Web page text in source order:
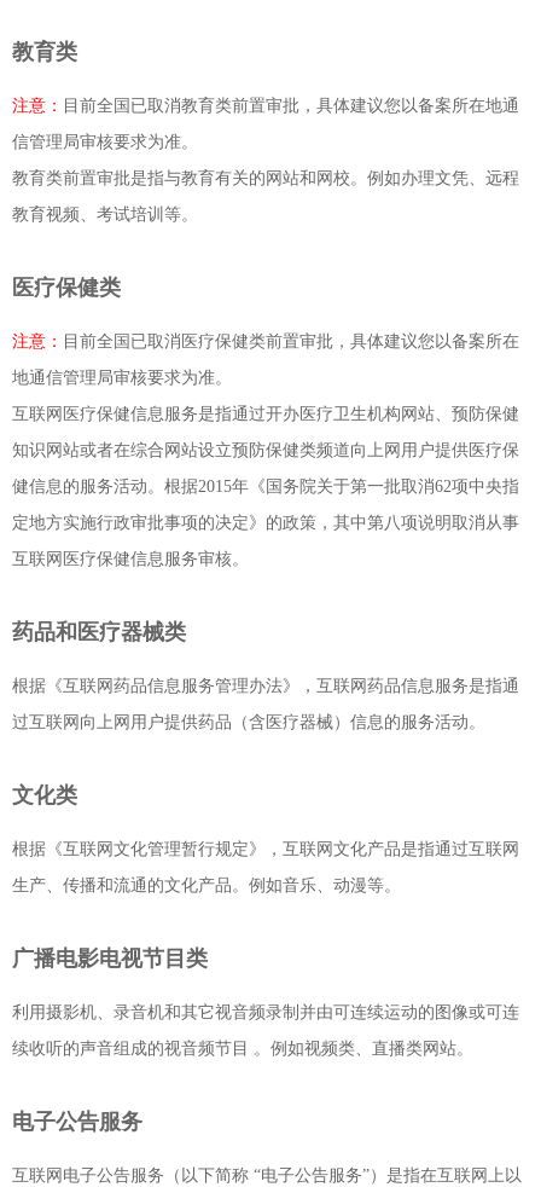
教育类
注意： 目前全国已取消教育类前置审批，具体建议您以备案所在地通
信管理局审核要求为准。
教育类前置审批是指与教育有关的网站和网校。例如办理文凭、远程
教育视频、考试培训等。
医疗保健类
注意： 目前全国已取消医疗保健类前置审批，具体建议您以备案所在
地通信管理局审核要求为准。
互联网医疗保健信息服务是指通过开办医疗卫生机构网站、预防保健
知识网站或者在综合网站设立预防保健类频道向上网用户提供医疗保
健信息的服务活动。根据2015年《国务院关于第一批取消62项中央指
定地方实施行政审批事项的决定》的政策，其中第八项说明取消从事
互联网医疗保健信息服务审核。
药品和医疗器械类
根据《互联网药品信息服务管理办法》，互联网药品信息服务是指通
过互联网向上网用户提供药品（含医疗器械）信息的服务活动。
文化类
根据《互联网文化管理暂行规定》，互联网文化产品是指通过互联网
生产、传播和流通的文化产品。例如音乐、动漫等。
广播电影电视节目类
利用摄影机、录音机和其它视音频录制并由可连续运动的图像或可连
续收听的声音组成的视音频节目 。例如视频类、直播类网站。
电子公告服务
互联网电子公告服务（以下简称 “电子公告服务”）是指在互联网上以